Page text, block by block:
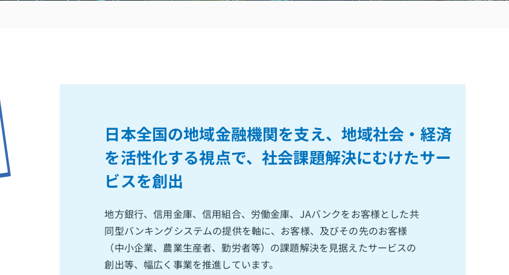
日本全国の地域金融機関を支え、地域社会・経済
を活性化する視点で、社会課題解決にむけたサー
ビスを創出
地方銀行、信用金庫、信用組合、労働金庫、JAバンクをお客様とした共
同型バンキングシステムの提供を軸に、お客様、及びその先のお客様
（中小企業、農業生産者、勤労者等）の課題解決を見据えたサービスの
創出等、幅広く事業を推進しています。